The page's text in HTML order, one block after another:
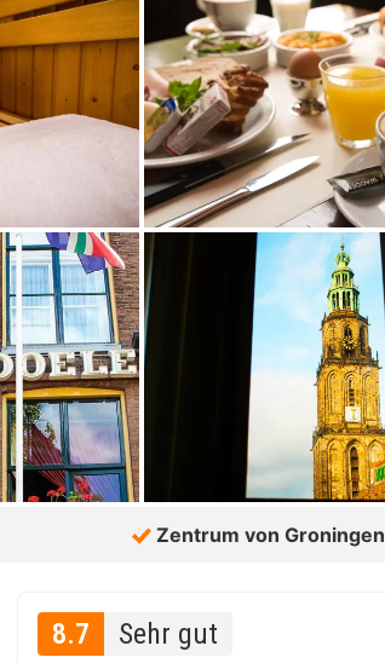
Zentrum von Groningen
8.7 Sehr gut